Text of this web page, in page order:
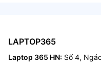
LAPTOP365
Laptop 365 HN: Số 4,